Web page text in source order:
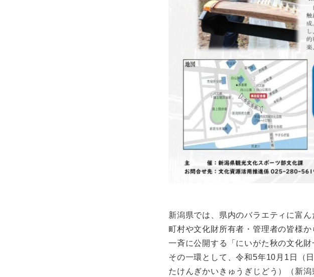
新潟県では、県内のバラエティに富
町村や文化財所有者・管理者の皆様
一斉に公開する「にいがた秋の文化財
その一環として、令和5年10月1日（
たけんぎかいきゅうぎじどう）（新